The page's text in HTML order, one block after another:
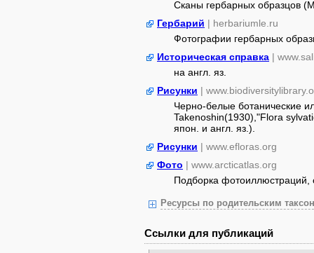
Сканы гербарных образцов
Гербарий | herbariumle.ru
Фотографии гербарных
Историческая справка |
на англ. яз.
Рисунки |
Черно-белые ботанические
Takenoshin(1930),"Flora
япон. и англ. яз.).
Рисунки | www.efloras.org
Фото | www.arcticatlas.org
Подборка фотоиллюстраций,
Ресурсы по родительским
Ссылки для публикаций